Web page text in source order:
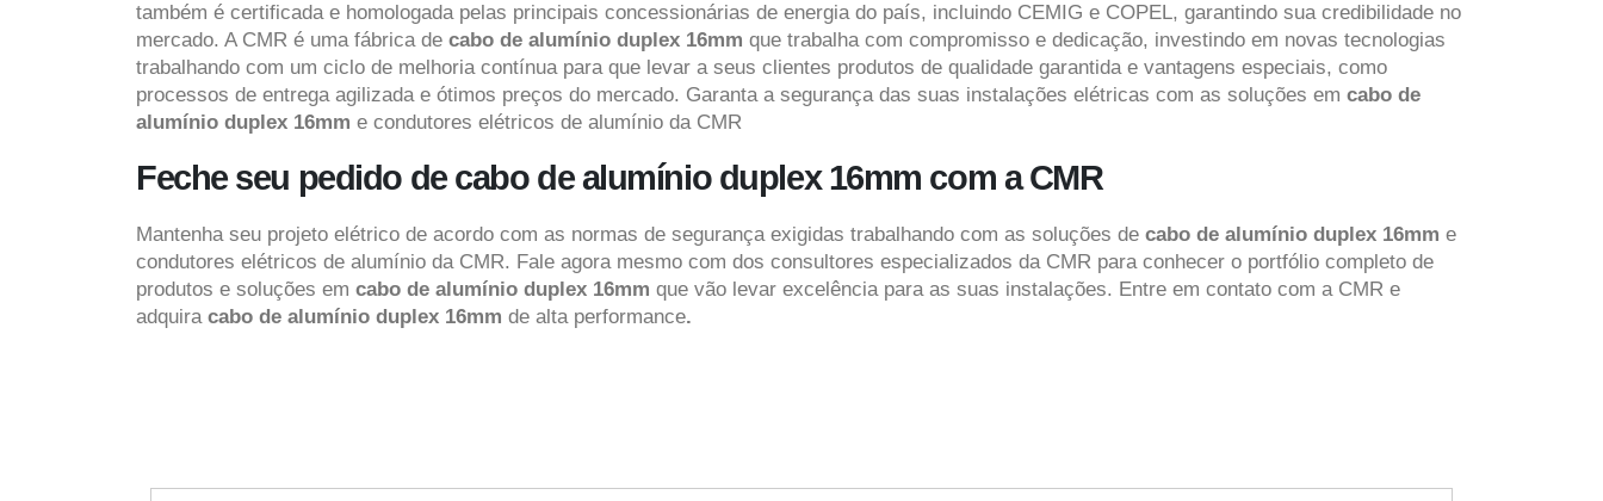
também é certificada e homologada pelas principais concessionárias de energia do país, incluindo CEMIG e COPEL, garantindo sua credibilidade no
mercado. A CMR é uma fábrica de cabo de alumínio duplex 16mm que trabalha com compromisso e dedicação, investindo em novas tecnologias
trabalhando com um ciclo de melhoria contínua para que levar a seus clientes produtos de qualidade garantida e vantagens especiais, como
processos de entrega agilizada e ótimos preços do mercado. Garanta a segurança das suas instalações elétricas com as soluções em cabo de
alumínio duplex 16mm e condutores elétricos de alumínio da CMR
Feche seu pedido de cabo de alumínio duplex 16mm com a CMR
Mantenha seu projeto elétrico de acordo com as normas de segurança exigidas trabalhando com as soluções de cabo de alumínio duplex 16mm e
condutores elétricos de alumínio da CMR. Fale agora mesmo com dos consultores especializados da CMR para conhecer o portfólio completo de
produtos e soluções em cabo de alumínio duplex 16mm que vão levar excelência para as suas instalações. Entre em contato com a CMR e
adquira cabo de alumínio duplex 16mm de alta performance.